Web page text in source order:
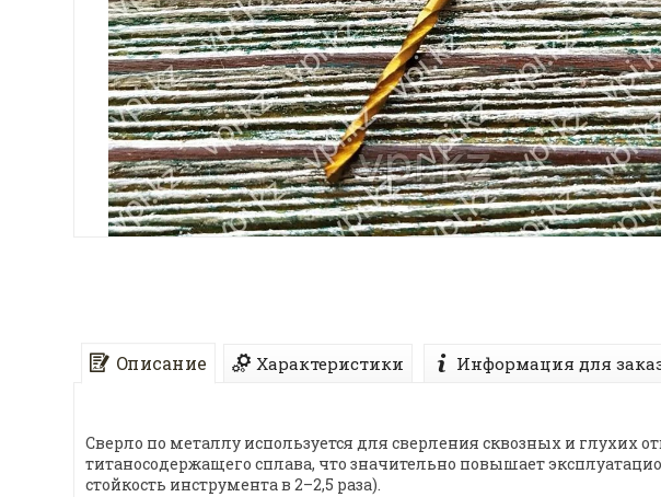
Описание Характеристики Информация для
Сверло по металлу используется для сверления сквозных и глухих
титаносодержащего сплава, что значительно повышает
стойкость инструмента в 2–2,5 раза).